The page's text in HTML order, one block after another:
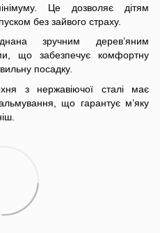
Це дозволяє дітям
без зайвого страху.
зручним дерев’яним
що забезпечує комфортну
посадку.
з нержавіючої сталі має
що гарантує м’яку